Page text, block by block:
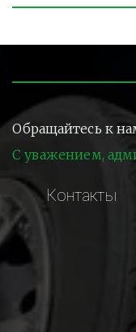
Обращайтесь к
С уважением,
Контакты